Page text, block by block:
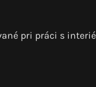
pri práci s